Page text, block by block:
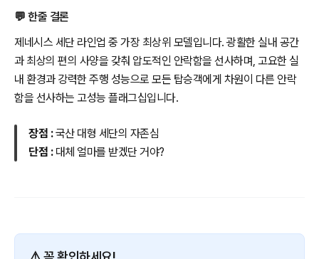
💬 한줄 결론
제네시스 세단 라인업 중 가장 최상위 모델입니다. 광활한 실내 공간
과 최상의 편의 사양을 갖춰 압도적인 안락함을 선사하며, 고요한 실
내 환경과 강력한 주행 성능으로 모든 탑승객에게 차원이 다른 안락
함을 선사하는 고성능 플래그십입니다.
장점 :국산 대형 세단의 자존심
단점 : 대체 얼마를 받겠단 거야?